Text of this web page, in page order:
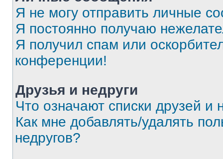
Я не могу отправить личные
Я постоянно получаю
Я получил спам или
конференции!
Друзья и недруги
Что означают списки друзей и
Как мне добавлять/удалять
недругов?